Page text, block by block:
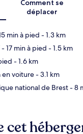
Comment se
déplacer
min à pied - 1.3 km
- 17 min à pied - 1.5 km
- 1.6 km
en voiture- 3.1 km
national de Brest- 8
cet